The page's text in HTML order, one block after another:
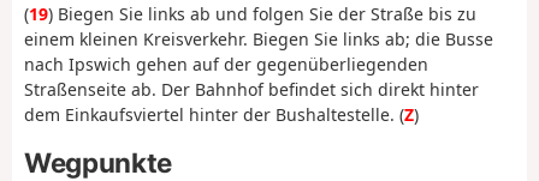
(19) Biegen Sie links ab und folgen Sie der Straße bis zu
einem kleinen Kreisverkehr. Biegen Sie links ab; die Busse
nach Ipswich gehen auf der gegenüberliegenden
Straßenseite ab. Der Bahnhof befindet sich direkt hinter
dem Einkaufsviertel hinter der Bushaltestelle. (Z)
Wegpunkte